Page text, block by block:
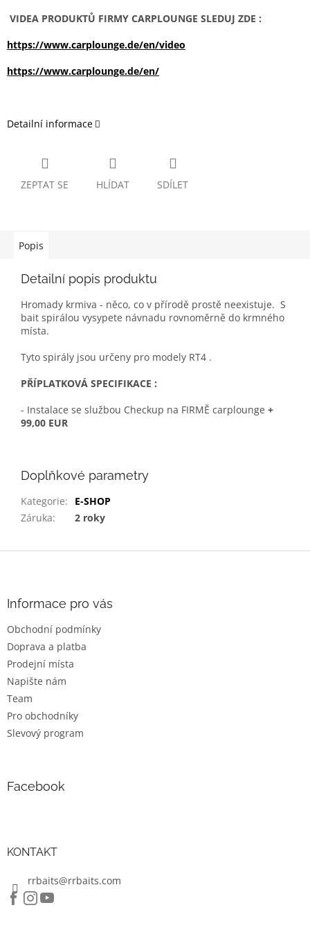
VIDEA PRODUKTŮ FIRMY CARPLOUNGE SLEDUJ ZDE :
https://www.carplounge.de/en/video
https://www.carplounge.de/en/
Detailní informace
ZEPTAT SE HLÍDAT SDÍLET
Popis
Detailní popis produktu
Hromady krmiva - něco, co v přírodě prostě neexistuje. S
bait spirálou vysypete návnadu rovnoměrně do krmného
místa.
Tyto spirály jsou určeny pro modely RT4 .
PŘÍPLATKOVÁ SPECIFIKACE :
- Instalace se službou Checkup na FIRMĚ carplounge +
99,00 EUR
Doplňkové parametry
Kategorie:
E-SHOP
Záruka: 2 roky
Informace pro vás
Obchodní podmínky
Doprava a platba
Prodejní místa
Napište nám
Team
Pro obchodníky
Slevový program
Facebook
KONTAKT
rrbaits@rrbaits.com